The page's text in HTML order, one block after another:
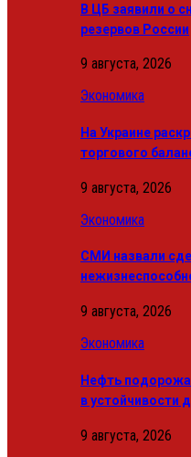
В ЦБ заявили о
резервов России
9 августа, 2026
Экономика
На Украине
торгового
9 августа, 2026
Экономика
СМИ назвали
9 августа, 2026
Экономика
Нефть
в устойчивости
9 августа, 2026